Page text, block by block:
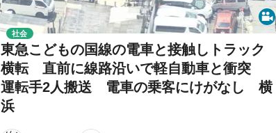
東急こどもの国線の電車と接触しトラック
横転 直前に線路沿いで軽自動車と衝突
運転手2人搬送 電車の乗客にけがなし 横
浜
社会